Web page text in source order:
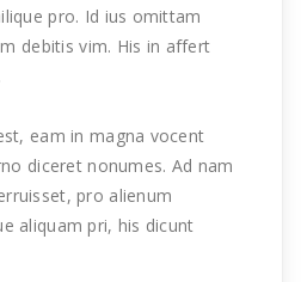
pro. Id ius omittam
debitis vim. His in affert
eam in magna vocent
diceret nonumes. Ad nam
pro alienum
aliquam pri, his dicunt